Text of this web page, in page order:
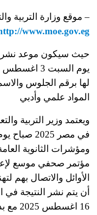
– موقع وزارة التربية
www.moe.gov.eg
حيث سيكون موعد نشر
لها برقم الجلوس
المواد علمي وأدبي
ويعتمد وزير التربية
في مصر
مؤتمر صحفي موسع
أن يتم نشر النتيجة في
16